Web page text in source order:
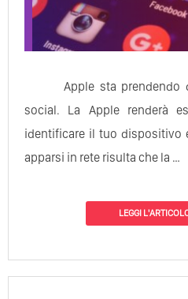
Apple sta prendendo
social. La Apple renderà
identificare il tuo dispositivo
apparsi in rete risulta che la …
LEGGI